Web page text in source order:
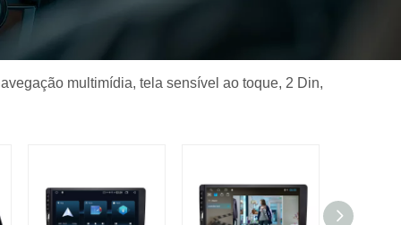
multimídia, tela sensível ao toque, 2 Din,